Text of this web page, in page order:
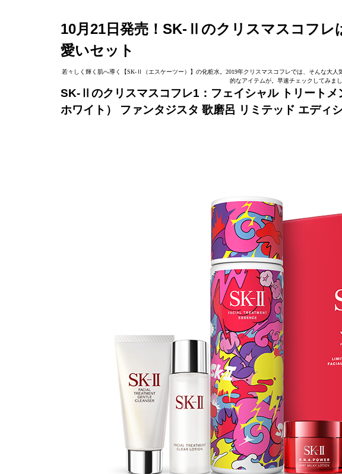
10月21日発売！SK-
のクリスマスコフレ
愛いセット
若々しく輝く肌へ導く【SK-Ⅱ（エスケーツー）】の化粧水。2019年クリスマスコフレでは、そんな大
的なアイテムが。早速チェックしてみま
SK-
のクリスマスコフレ1：フェイシャル トリート
ホワイト） ファンタジスタ 歌磨呂 リミテッド エディ